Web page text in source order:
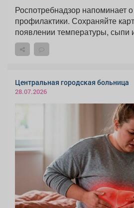
Роспотребнадзор напоминает
профилактики. Сохраняйте
появлении температуры, сыпи
Центральная городская больница
28.07.2026